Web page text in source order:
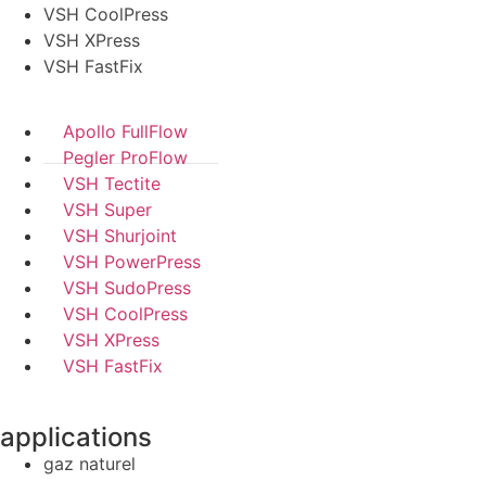
VSH CoolPress
VSH XPress
VSH FastFix
Apollo FullFlow
Pegler ProFlow
VSH Tectite
VSH Super
VSH Shurjoint
VSH PowerPress
VSH SudoPress
VSH CoolPress
VSH XPress
VSH FastFix
applications
gaz naturel